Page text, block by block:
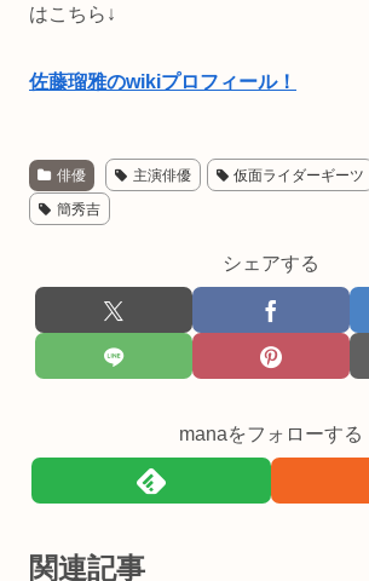
はこちら↓
佐藤瑠雅のwikiプロフィール！
俳優 主演俳優 仮面ライダーギーツ
簡秀吉
シェアする
manaをフォローする
関連記事